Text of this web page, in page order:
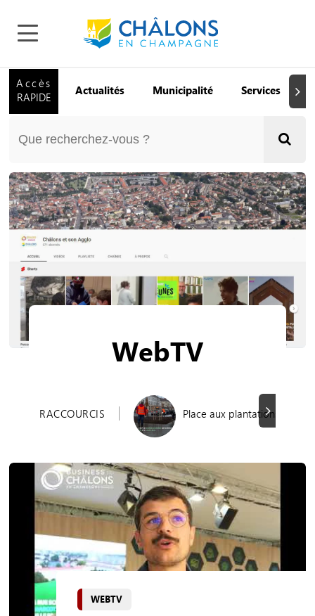
Accès
RAPIDE
Actualités Municipalité Services
WebTV
RACCOURCIS Place aux plantations sur
Suivant
WEBTV